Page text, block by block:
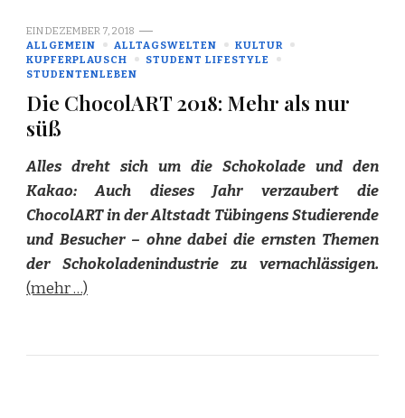
EINDEZEMBER 7, 2018
ALLGEMEIN
ALLTAGSWELTEN
KULTUR
KUPFERPLAUSCH
STUDENT LIFESTYLE
STUDENTENLEBEN
Die ChocolART 2018: Mehr als nur
süß
Alles dreht sich um die Schokolade und den
Kakao: Auch dieses Jahr verzaubert die
ChocolART in der Altstadt Tübingens Studierende
und Besucher – ohne dabei die ernsten Themen
der Schokoladenindustrie zu vernachlässigen.
(mehr …)